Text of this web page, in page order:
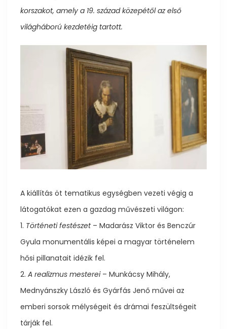
korszakot, amely a 19. század közepétől az első
világháború kezdetéig tartott.
A kiállítás öt tematikus egységben vezeti végig a
látogatókat ezen a gazdag művészeti világon:
1. Történeti festészet– Madarász Viktor és Benczúr
Gyula monumentális képei a magyar történelem
hősi pillanatait idézik fel.
2. A realizmus mesterei– Munkácsy Mihály,
Mednyánszky László és Gyárfás Jenő művei az
emberi sorsok mélységeit és drámai feszültségeit
tárják fel.